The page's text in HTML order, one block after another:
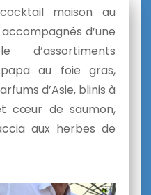
maison au
d’une
d’assortiments
au foie gras,
d’Asie, blinis à
cœur de saumon,
aux herbes de